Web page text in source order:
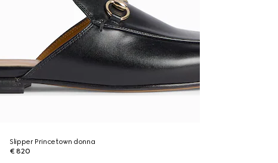
Slipper Princetown donna
€ 820